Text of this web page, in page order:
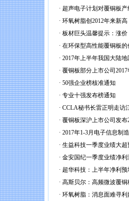
· 超声电子计划对覆铜板
· 环氧树脂创2012年来新高
· 板材巨头温馨提示：涨价
· 在环保型高性能覆铜板的
· 2017年上半年我国大陆
· 覆铜板部分上市公司
· 50强企业榜核准通知
· 专业十强发布榜通知
· CCLA秘书长雷正明走访
· 覆铜板深沪上市公司发
· 2017年1-3月电子信息制
· 生益科技一季度业绩大
· 金安国纪一季度业绩净利
· 超华科技：上半年净利预
· 高斯贝尔：高频微波覆
· 环氧树脂：消息面难寻